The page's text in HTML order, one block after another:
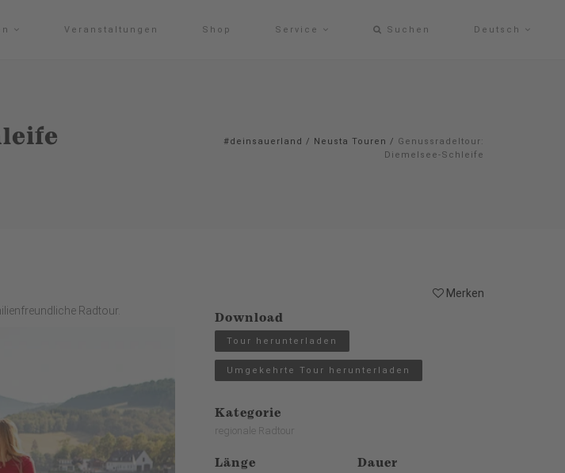
Veranstaltungen Shop Service Suchen Deutsch
#deinsauerland / Neusta Touren / Genussradeltour:
Diemelsee-Schleife
Merken
Radtour.
Download
Tour herunterladen
Umgekehrte Tour herunterladen
Kategorie
regionale Radtour
Länge Dauer